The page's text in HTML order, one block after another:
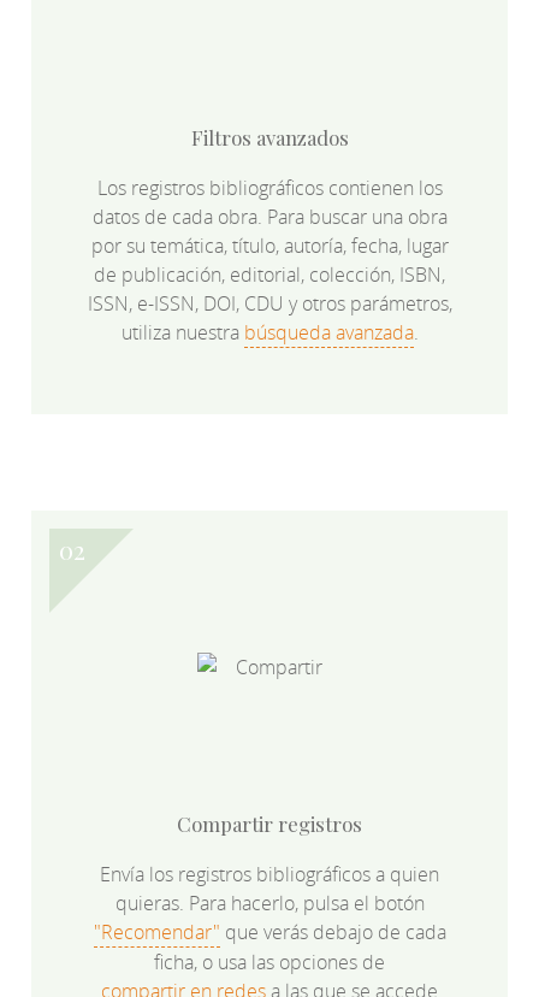
Filtros avanzados
Los registros bibliográficos contienen los
datos de cada obra. Para buscar una obra
por su temática, título, autoría, fecha, lugar
de publicación, editorial, colección, ISBN,
ISSN, e-ISSN, DOI, CDU y otros parámetros,
utiliza nuestra búsqueda avanzada.
Compartir registros
Envía los registros bibliográficos a quien
quieras. Para hacerlo, pulsa el botón
"Recomendar" que verás debajo de cada
ficha, o usa las opciones de
compartir en redesa las que se accede